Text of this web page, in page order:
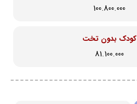
100.800.000
کودک بدون تخت
81.100.000